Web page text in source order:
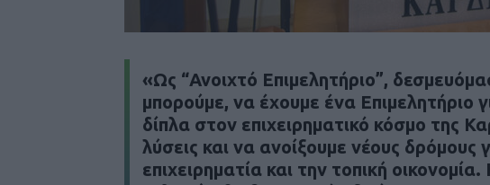
«Ως “Ανοιχτό Επιμελητήριο”,
μπορούμε, να έχουμε ένα Επιμελητήριο
δίπλα στον επιχειρηματικό κόσμο της
λύσεις και να ανοίξουμε νέους δρόμους
επιχειρηματία και την τοπική